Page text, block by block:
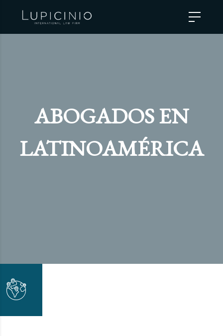
ABOGADOS EN
LATINOAMÉRICA